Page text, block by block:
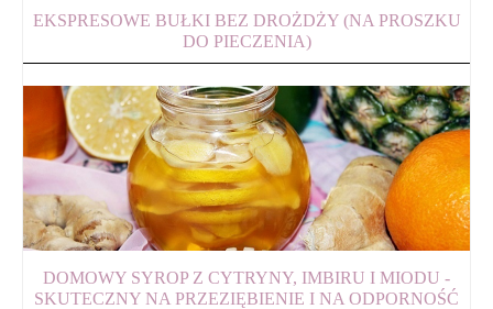
EKSPRESOWE BUŁKI BEZ DROŻDŻY (NA PROSZKU
DO PIECZENIA)
DOMOWY SYROP Z CYTRYNY, IMBIRU I MIODU -
SKUTECZNY NA PRZEZIĘBIENIE I NA ODPORNOŚĆ